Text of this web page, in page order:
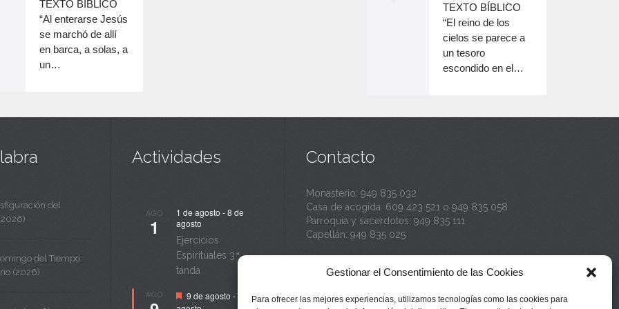
Gestionar el Consentimiento de las Cookies
Para ofrecer las mejores experiencias, utilizamos tecnologías como las cookies para
disminuir
volumen.
TEXTO BÍBLICO
“Al enterarse Jesús
se marchó de allí
en barca, a solas, a
un…
o
disminuir
el
TEXTO BÍBLICO
“El reino de los
cielos se parece a
un tesoro
escondido en el…
del
del Tiempo
(2026)
Actividades
AGO
1
1 de agosto -8 de
agosto
Ejercicios
Espirituales 3ª
tanda
AGO Destacado
9 de agosto -
14 de
Contacto
Monasterio: 949 835 032
Casa de acogida: 609 423 521 o 949 835 058
Parroquia y sacerdotes: 949 835 111
Capellán: 949 835 025
Monasterio:monasterio@buenafuente.org
Casa de acogida:acogida@buenafuente.org